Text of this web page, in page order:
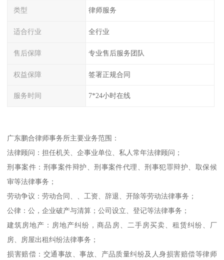
类型 律师服务
适合行业 全行业
售后保障 专业售后服务团队
权益保障 签署正规合同
服务时间 7*24小时在线
广东鹏合律师事务所主要业务范围：
法律顾问：担任机关、企事业单位、私人常年法律顾问；
刑事案件：刑事案件辩护、刑事案件代理、刑事犯罪辩护、取保候
审等法律事务；
劳动争议：劳动合同、、工资、辞退、开除等劳动法律事务；
公律：公，企业破产与清算；公司设立、登记等法律事务；
建筑房地产：房地产纠纷，商品房、二手房买卖、租赁纠纷、厂
房、房屋出租纠纷法律事务；
损害赔偿：交通事故、事故、产品质量纠纷及人身损害赔偿等律师